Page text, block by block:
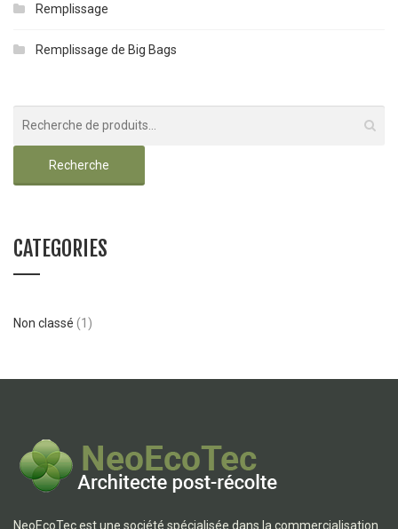
Remplissage
Remplissage de Big Bags
Recherche
CATEGORIES
Non classé (1)
NeoEcoTec est une société spécialisée dans la commercialisation